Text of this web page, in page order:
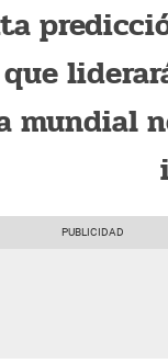
mundial